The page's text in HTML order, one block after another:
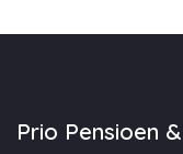
Prio Pensioen